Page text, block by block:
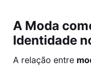
A Moda
Identidade
A relação entre